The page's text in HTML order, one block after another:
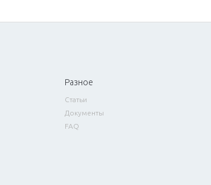
Разное
Статьи
Документы
FAQ